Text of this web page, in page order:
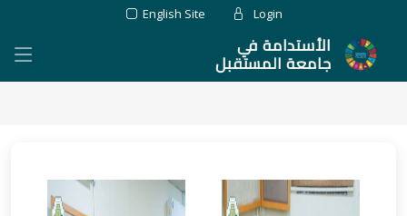
English Site Login
الأستدامة في
جامعة المستقبل